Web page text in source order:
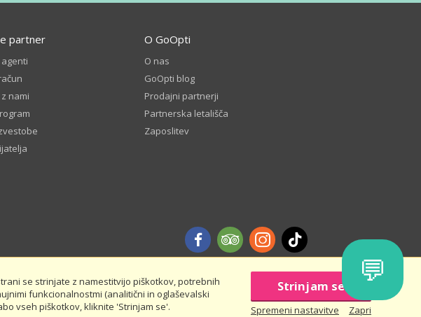
se strinjate z namestitvijo piškotkov, potrebnih
funkcionalnostmi (analitični in oglaševalski
vseh piškotkov, kliknite 'Strinjam se'.
Strinjam se
Spremeni nastavitve Zapri
partner
nami
O GoOpti
O nas
GoOpti blog
Prodajni partnerji
Partnerska letališča
Zaposlitev
finančna sredstva
Oceni nas in prihrani - pravila in pogoji
💬